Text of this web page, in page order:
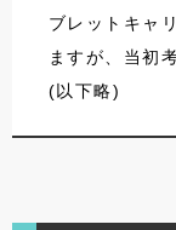
ブレットキャ
ますが、当初
(以下略)